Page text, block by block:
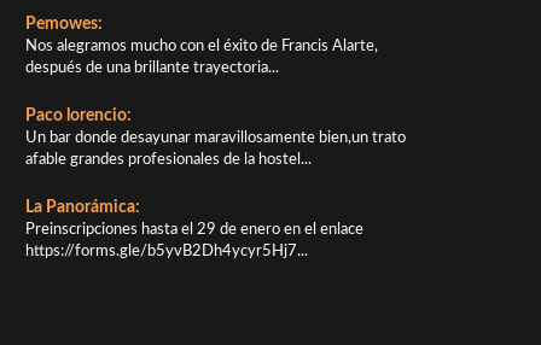
Pemowes:
Nos alegramos mucho con el éxito de Francis Alarte,
después de una brillante trayectoria...
Paco lorencio:
Un bar donde desayunar maravillosamente bien,un trato
afable grandes profesionales de la hostel...
La Panorámica:
Preinscripciones hasta el 29 de enero en el enlace
https://forms.gle/b5yvB2Dh4ycyr5Hj7...